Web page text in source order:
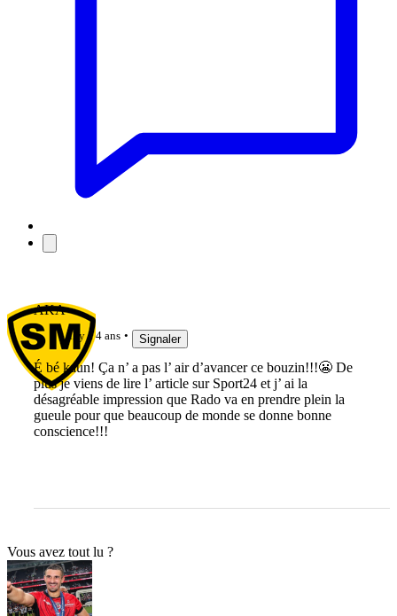
AKA
il y a 4 ans Signaler
É bé kaun! Ça n’ a pas l’ air d’avancer ce bouzin!!!😬 De
plus je viens de lire l’ article sur Sport24 et j’ ai la
désagréable impression que Rado va en prendre plein la
gueule pour que beaucoup de monde se donne bonne
conscience!!!
Vous avez tout lu ?